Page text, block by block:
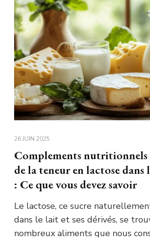
26 JUIN 2025
Complements nutritionnels
de la teneur en lactose dans
: Ce que vous devez savoir
Le lactose, ce sucre
dans le lait et ses dérivés, se
nombreux aliments que nous